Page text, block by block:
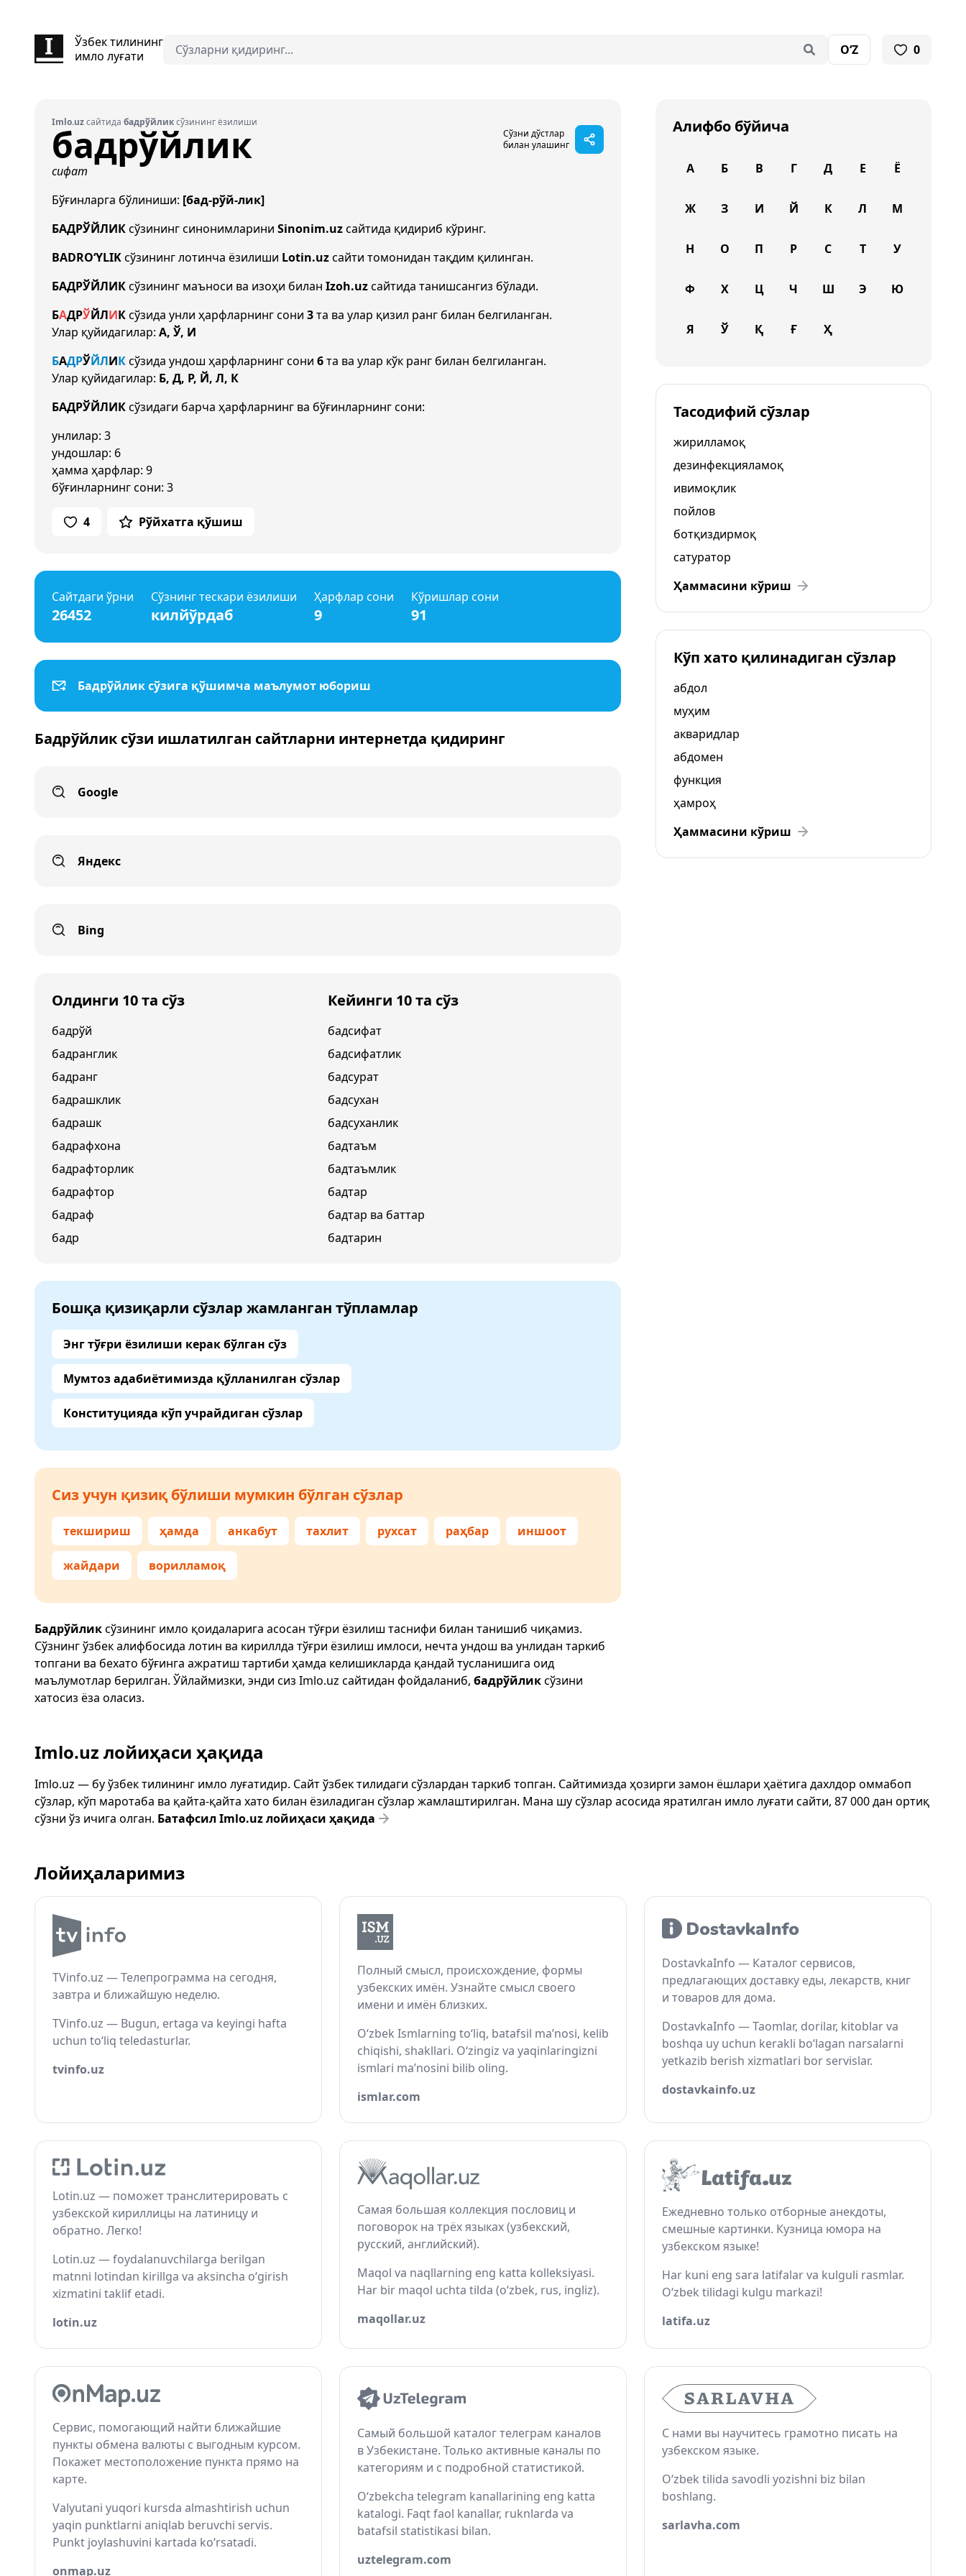
Ўзбек тилининг
имло луғати
O‘Z 0
Imlo.uzсайтида бадрўйликсўзининг ёзилиши
бадрўйлик
Сўзни дўстлар
билан улашинг
сифат
Бўғинларга бўлиниши: [бад-рўй-лик]
БАДРЎЙЛИКсўзининг синонимларини Sinonim.uzсайтида қидириб кўринг.
BADRO‘YLIKсўзининг лотинча ёзилиши Lotin.uzсайти томонидан тақдим қилинган.
БАДРЎЙЛИКсўзининг маъноси ва изоҳи билан Izoh.uzсайтида танишсангиз бўлади.
БАДРЎЙЛИКсўзида унли ҳарфларнинг сони 3та ва улар қизил ранг билан белгиланган.
Улар қуйидагилар: А, Ў, И
БАДРЎЙЛИКсўзида ундош ҳарфларнинг сони 6та ва улар кўк ранг билан белгиланган.
Улар қуйидагилар: Б, Д, Р, Й, Л, К
БАДРЎЙЛИКсўзидаги барча ҳарфларнинг ва бўғинларнинг сони:
унлилар: 3
ундошлар: 6
ҳамма ҳарфлар: 9
бўғинларнинг сони: 3
4 Рўйхатга қўшиш
Сайтдаги ўрни
26452
Сўзнинг тескари ёзилиши
килйўрдаб
Ҳарфлар сони
9
Кўришлар сони
91
Бадрўйлик сўзига қўшимча маълумот юбориш
Бадрўйлик сўзи ишлатилган сайтларни интернетда қидиринг
Google
Яндекс
Bing
Олдинги 10 та сўз
бадрўй
бадранглик
бадранг
бадрашклик
бадрашк
бадрафхона
бадрафторлик
бадрафтор
бадраф
бадр
Кейинги 10 та сўз
бадсифат
бадсифатлик
бадсурат
бадсухан
бадсуханлик
бадтаъм
бадтаъмлик
бадтар
бадтар ва баттар
бадтарин
Бошқа қизиқарли сўзлар жамланган тўпламлар
Энг тўғри ёзилиши керак бўлган сўз
Мумтоз адабиётимизда қўлланилган сўзлар
Конституцияда кўп учрайдиган сўзлар
Сиз учун қизиқ бўлиши мумкин бўлган сўзлар
текшириш ҳамда анкабут тахлит рухсат раҳбар иншоот
жайдари ворилламоқ
Бадрўйликсўзининг имло қоидаларига асосан тўғри ёзилиш таснифи билан танишиб чиқамиз.
Сўзнинг ўзбек алифбосида лотин ва кириллда тўғри ёзилиш имлоси, нечта ундош ва унлидан таркиб
топгани ва бехато бўғинга ажратиш тартиби ҳамда келишикларда қандай тусланишига оид
маълумотлар берилган. Ўйлаймизки, энди сиз Imlo.uz сайтидан фойдаланиб, бадрўйликсўзини
хатосиз ёза оласиз.
Алифбо бўйича
А Б В Г Д Е Ё
Ж З И Й К Л М
Н О П Р С Т У
Ф Х Ц Ч Ш Э Ю
Я Ў Қ Ғ Ҳ
Тасодифий сўзлар
жирилламоқ
дезинфекцияламоқ
ивимоқлик
пойлов
ботқиздирмоқ
сатуратор
Ҳаммасини кўриш
Кўп хато қилинадиган сўзлар
абдол
муҳим
акваридлар
абдомен
функция
ҳамроҳ
Ҳаммасини кўриш
Imlo.uz лойиҳаси ҳақида
Imlo.uz — бу ўзбек тилининг имло луғатидир. Сайт ўзбек тилидаги сўзлардан таркиб топган. Сайтимизда ҳозирги замон ёшлари ҳаётига дахлдор оммабоп
сўзлар, кўп маротаба ва қайта-қайта хато билан ёзиладиган сўзлар жамлаштирилган. Мана шу сўзлар асосида яратилган имло луғати сайти, 87 000 дан ортиқ
сўзни ўз ичига олган. Батафсил Imlo.uz лойиҳаси ҳақида
Лойиҳаларимиз
TVinfo.uz — Телепрограмма на сегодня,
завтра и ближайшую неделю.
TVinfo.uz — Bugun, ertaga va keyingi hafta
uchun to‘liq teledasturlar.
tvinfo.uz
Полный смысл, происхождение, формы
узбекских имён. Узнайте смысл своего
имени и имён близких.
O‘zbek Ismlarning to‘liq, batafsil ma’nosi, kelib
chiqishi, shakllari. O‘zingiz va yaqinlaringizni
ismlari ma’nosini bilib oling.
ismlar.com
DostavkaInfo — Каталог сервисов,
предлагающих доставку еды, лекарств, книг
и товаров для дома.
DostavkaInfo — Taomlar, dorilar, kitoblar va
boshqa uy uchun kerakli bo‘lagan narsalarni
yetkazib berish xizmatlari bor servislar.
dostavkainfo.uz
Lotin.uz — поможет транслитерировать с
узбекской кириллицы на латиницу и
обратно. Легко!
Lotin.uz — foydalanuvchilarga berilgan
matnni lotindan kirillga va aksincha o‘girish
xizmatini taklif etadi.
lotin.uz
Самая большая коллекция пословиц и
поговорок на трёх языках (узбекский,
русский, английский).
Maqol va naqllarning eng katta kolleksiyasi.
Har bir maqol uchta tilda (o‘zbek, rus, ingliz).
maqollar.uz
Ежедневно только отборные анекдоты,
смешные картинки. Кузница юмора на
узбекском языке!
Har kuni eng sara latifalar va kulguli rasmlar.
O‘zbek tilidagi kulgu markazi!
latifa.uz
Сервис, помогающий найти ближайшие
пункты обмена валюты с выгодным курсом.
Покажет местоположение пункта прямо на
карте.
Valyutani yuqori kursda almashtirish uchun
yaqin punktlarni aniqlab beruvchi servis.
Punkt joylashuvini kartada ko‘rsatadi.
onmap.uz
Самый большой каталог телеграм каналов
в Узбекистане. Только активные каналы по
категориям и с подробной статистикой.
O‘zbekcha telegram kanallarining eng katta
katalogi. Faqt faol kanallar, ruknlarda va
batafsil statistikasi bilan.
uztelegram.com
С нами вы научитесь грамотно писать на
узбекском языке.
O‘zbek tilida savodli yozishni biz bilan
boshlang.
sarlavha.com